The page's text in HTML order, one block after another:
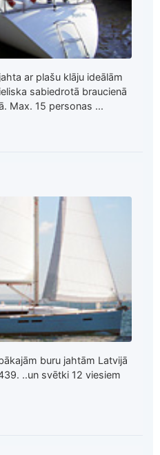
ar plašu klāju ideālām
sabiedrotā braucienā
Max. 15 personas ...
buru jahtām Latvijā
..un svētki 12 viesiem